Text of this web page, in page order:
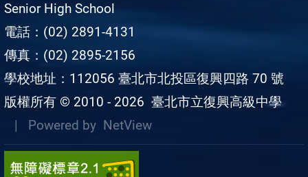
Senior High School
電話：(02) 2891-4131
傳真：(02) 2895-2156
學校地址：112056 臺北市北投區復興四路 70 號
版權所有 © 2010 - 2026 臺北市立復興高級中學
| Powered by NetView